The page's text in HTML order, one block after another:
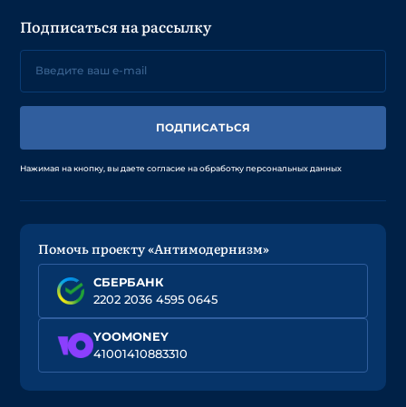
Подписаться на рассылку
ПОДПИСАТЬСЯ
Нажимая на кнопку, вы даете согласие на обработку персональных данных
Помочь проекту «Антимодернизм»
СБЕРБАНК
2202 2036 4595 0645
YOOMONEY
41001410883310